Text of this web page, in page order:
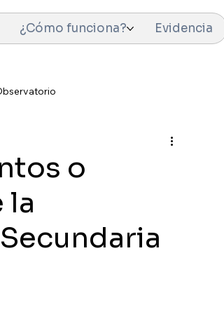
¿Cómo funciona? Evidencia
o
la